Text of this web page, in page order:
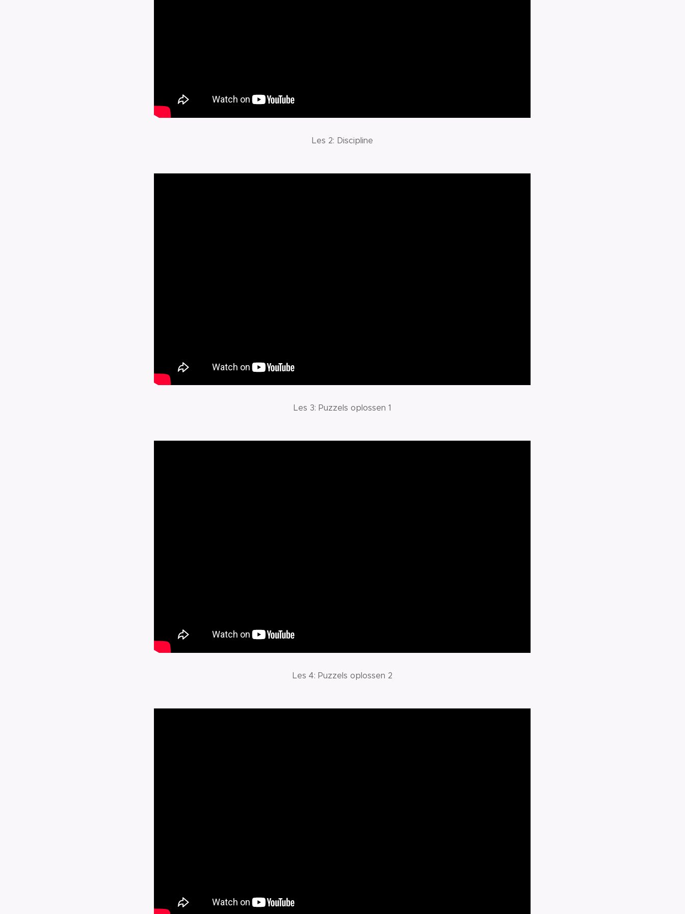
Les 2: Discipline
Les 3: Puzzels oplossen 1
Les 4: Puzzels oplossen 2